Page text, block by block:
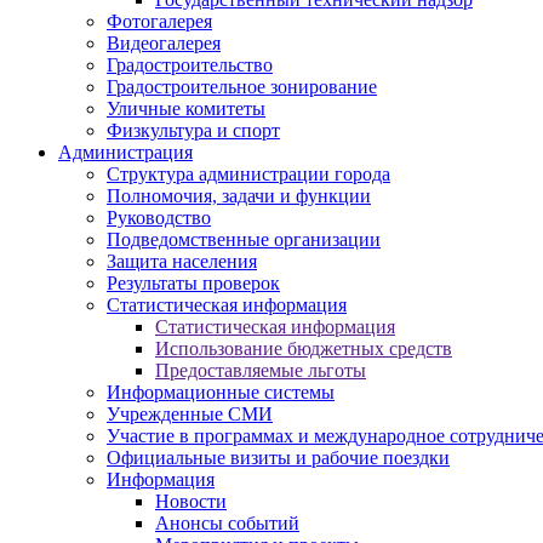
Фотогалерея
Видеогалерея
Градостроительство
Градостроительное зонирование
Уличные комитеты
Физкультура и спорт
Администрация
Структура администрации города
Полномочия, задачи и функции
Руководство
Подведомственные организации
Защита населения
Результаты проверок
Статистическая информация
Статистическая информация
Использование бюджетных средств
Предоставляемые льготы
Информационные системы
Учрежденные СМИ
Участие в программах и международное
Официальные визиты и рабочие поездки
Информация
Новости
Анонсы событий